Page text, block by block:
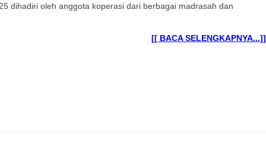
dihadiri oleh anggota koperasi dari berbagai madrasah dan
[[ BACA SELENGKAPNYA...]]